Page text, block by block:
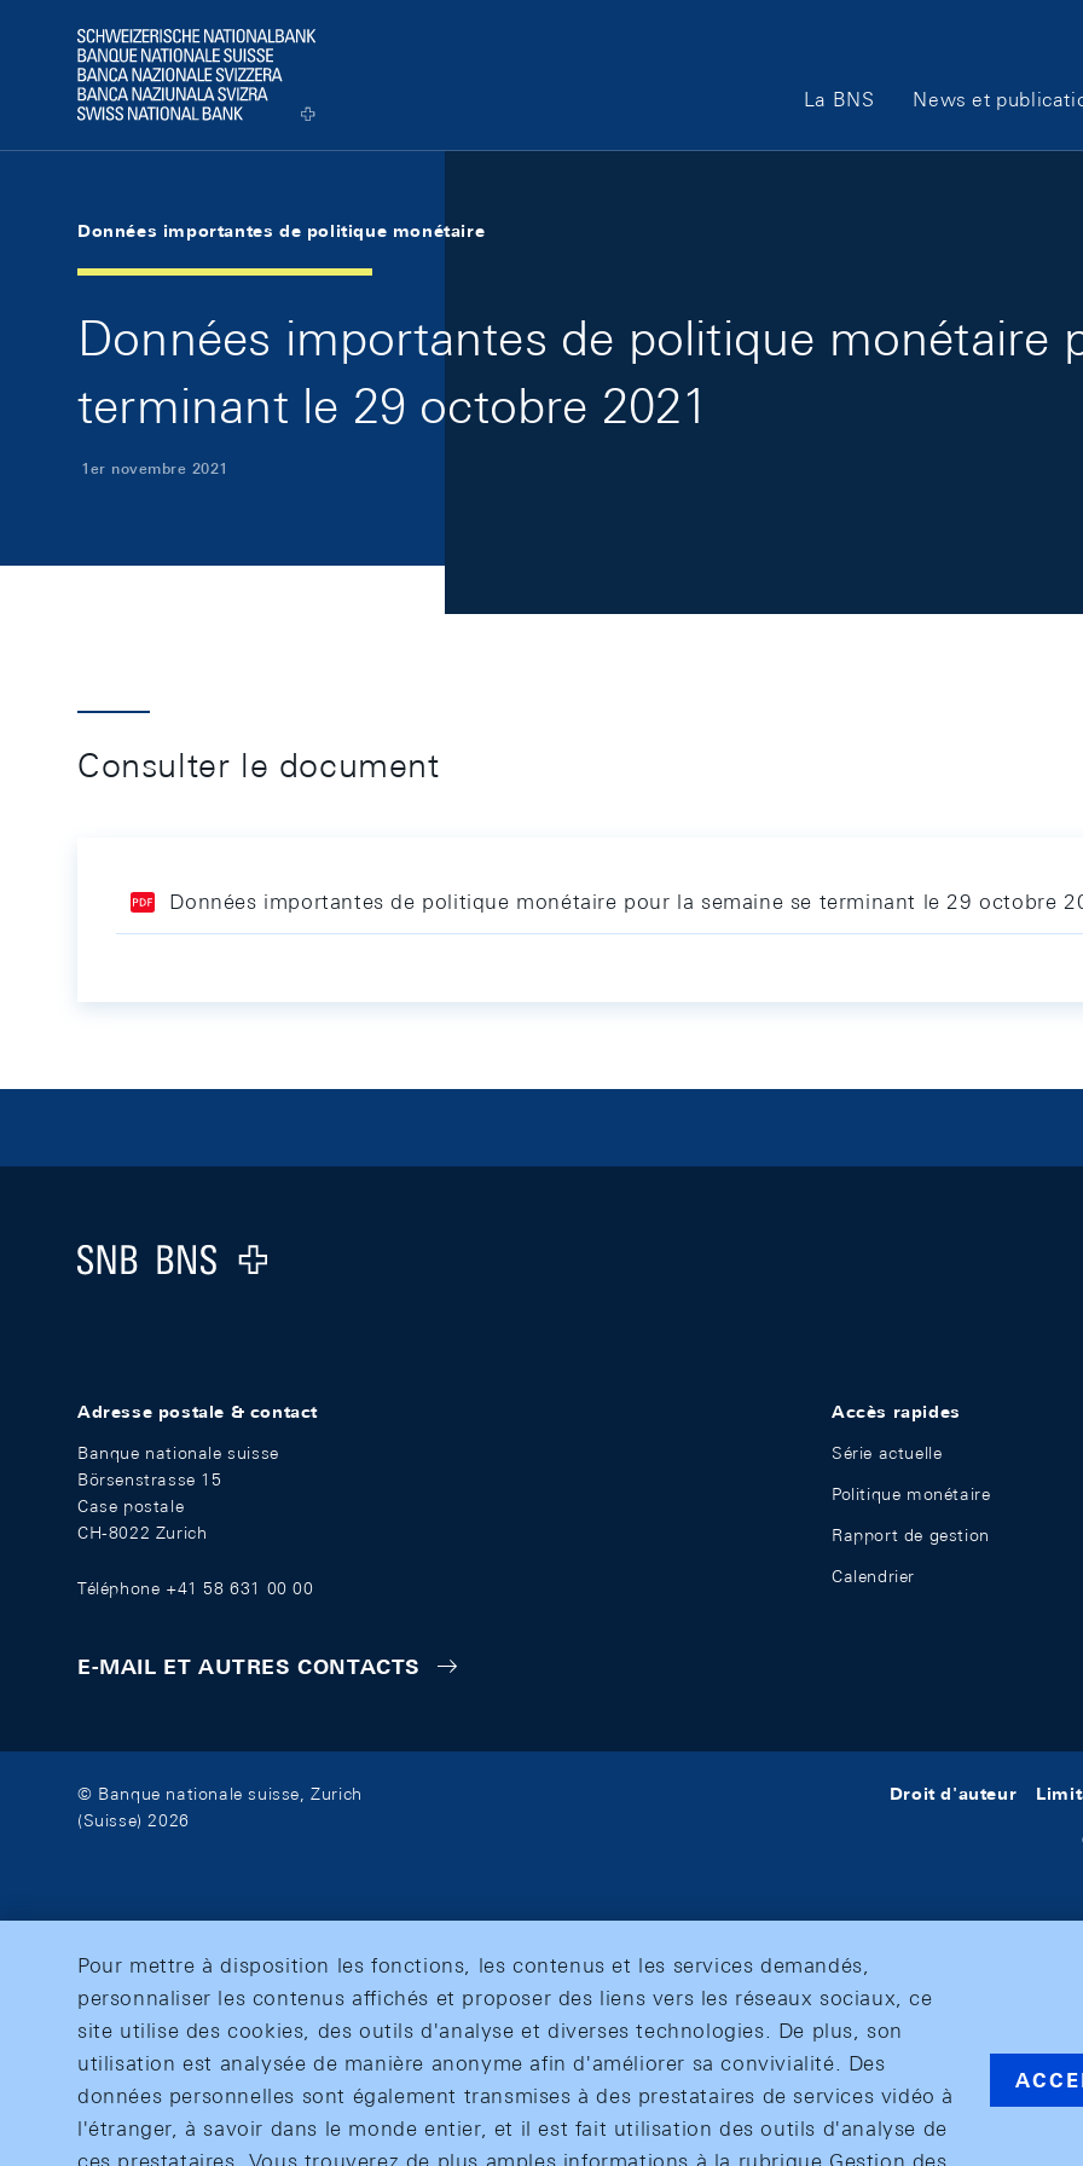
Logo
Main Navigation
La BNS News et
Données importantes de politique monétaire
Données importantes de politique monétaire
terminant le 29 octobre 2021
1er novembre 2021
Consulter le document
Données importantes de politique monétaire pour la semaine se terminant le 29 octobre
Logo
Adresse postale & contact
Banque nationale suisse
Börsenstrasse 15
Case postale
CH-8022 Zurich
Téléphone +41 58 631 00 00
E-MAIL ET AUTRES CONTACTS
Accès rapides
Série actuelle
Politique monétaire
Rapport de gestion
Calendrier
© Banque nationale suisse, Zurich
(Suisse) 2026
Droit d'auteur
Pour mettre à disposition les fonctions, les contenus et les services demandés,
personnaliser les contenus affichés et proposer des liens vers les réseaux sociaux, ce
site utilise des cookies, des outils d'analyse et diverses technologies. De plus, son
utilisation est analysée de manière anonyme afin d'améliorer sa convivialité. Des
données personnelles sont également transmises à des prestataires de services vidéo à
l'étranger, à savoir dans le monde entier, et il est fait utilisation des outils d'analyse de